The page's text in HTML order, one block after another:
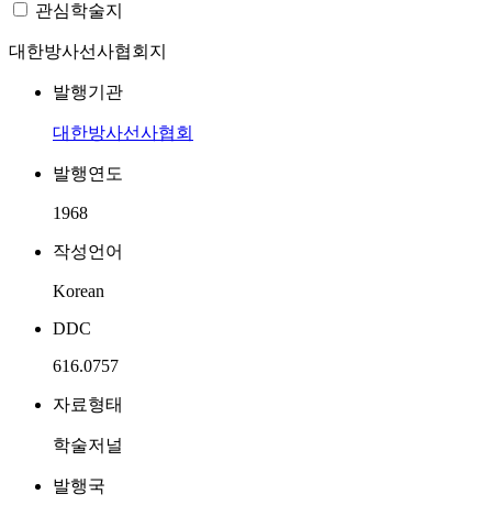
관심학술지
대한방사선사협회지
발행기관
대한방사선사협회
발행연도
1968
작성언어
Korean
DDC
616.0757
자료형태
학술저널
발행국